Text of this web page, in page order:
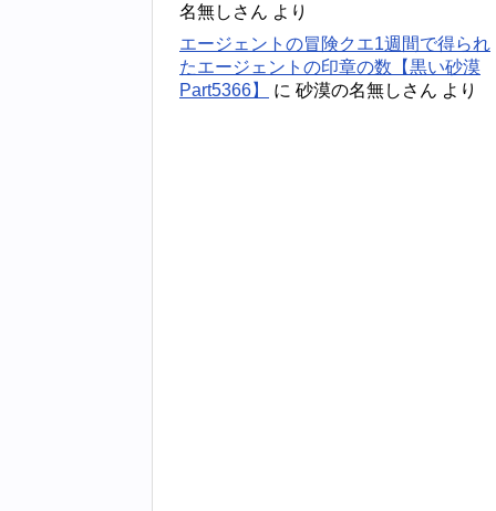
名無しさん より
エージェントの冒険クエ1週間で得られ
たエージェントの印章の数【黒い砂漠
Part5366】
に 砂漠の名無しさん より